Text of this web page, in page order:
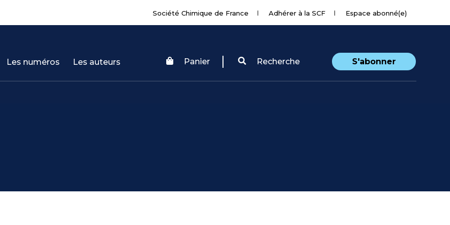
Société Chimique de France Adhérer à la SCF Espace abonné(e)
Les numéros Les auteurs Panier Recherche S'abonner